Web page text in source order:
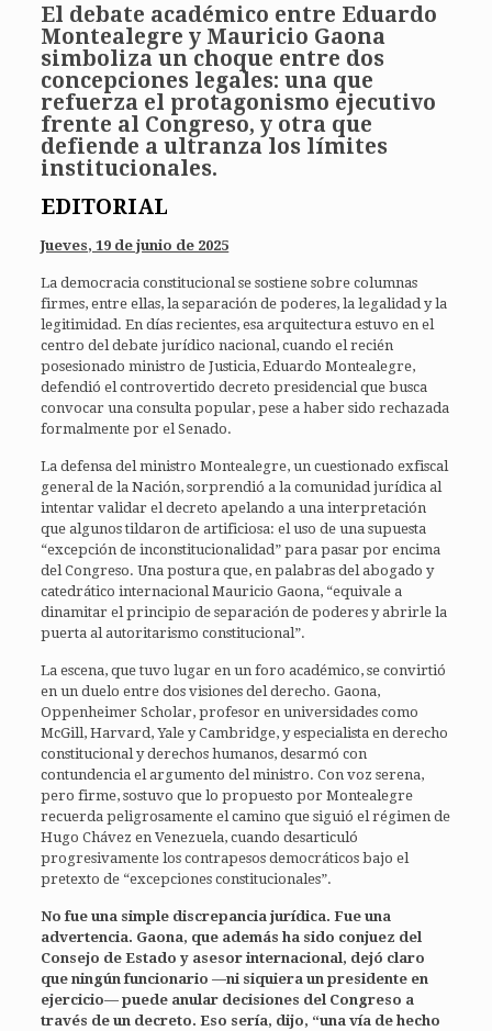
El debate académico entre Eduardo
Montealegre y Mauricio Gaona
simboliza un choque entre dos
concepciones legales: una que
refuerza el protagonismo ejecutivo
frente al Congreso, y otra que
defiende a ultranza los límites
institucionales.
EDITORIAL
Jueves, 19 de junio de 2025
La democracia constitucional se sostiene sobre columnas
firmes, entre ellas, la separación de poderes, la legalidad y la
legitimidad. En días recientes, esa arquitectura estuvo en el
centro del debate jurídico nacional, cuando el recién
posesionado ministro de Justicia, Eduardo Montealegre,
defendió el controvertido decreto presidencial que busca
convocar una consulta popular, pese a haber sido rechazada
formalmente por el Senado.
La defensa del ministro Montealegre, un cuestionado exfiscal
general de la Nación, sorprendió a la comunidad jurídica al
intentar validar el decreto apelando a una interpretación
que algunos tildaron de artificiosa: el uso de una supuesta
“excepción de inconstitucionalidad” para pasar por encima
del Congreso. Una postura que, en palabras del abogado y
catedrático internacional Mauricio Gaona, “equivale a
dinamitar el principio de separación de poderes y abrirle la
puerta al autoritarismo constitucional”.
La escena, que tuvo lugar en un foro académico, se convirtió
en un duelo entre dos visiones del derecho. Gaona,
Oppenheimer Scholar, profesor en universidades como
McGill, Harvard, Yale y Cambridge, y especialista en derecho
constitucional y derechos humanos, desarmó con
contundencia el argumento del ministro. Con voz serena,
pero firme, sostuvo que lo propuesto por Montealegre
recuerda peligrosamente el camino que siguió el régimen de
Hugo Chávez en Venezuela, cuando desarticuló
progresivamente los contrapesos democráticos bajo el
pretexto de “excepciones constitucionales”.
No fue una simple discrepancia jurídica. Fue una
advertencia. Gaona, que además ha sido conjuez del
Consejo de Estado y asesor internacional, dejó claro
que ningún funcionario —ni siquiera un presidente en
ejercicio— puede anular decisiones del Congreso a
través de un decreto. Eso sería, dijo, “una vía de hecho